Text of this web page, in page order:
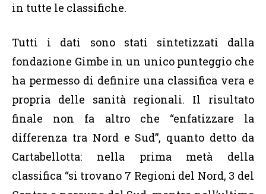
in tutte le classifiche.
Tutti i dati sono stati sintetizzati dalla
fondazione Gimbe in un unico punteggio che
ha permesso di definire una classifica vera e
propria delle sanità regionali. Il risultato
finale non fa altro che “enfatizzare la
differenza tra Nord e Sud”, quanto detto da
Cartabellotta: nella prima metà della
classifica “si trovano 7 Regioni del Nord, 3 del